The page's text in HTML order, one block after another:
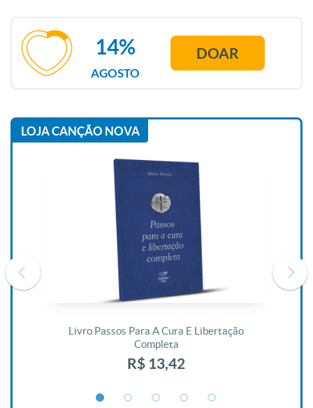
AGOSTO
14% DOAR
LOJA CANÇÃO NOVA
Livro Passos Para A Cura E Libertação
Completa
R$ 13,42